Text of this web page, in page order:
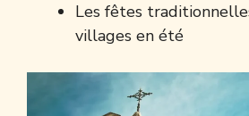
Les fêtes
villages en été